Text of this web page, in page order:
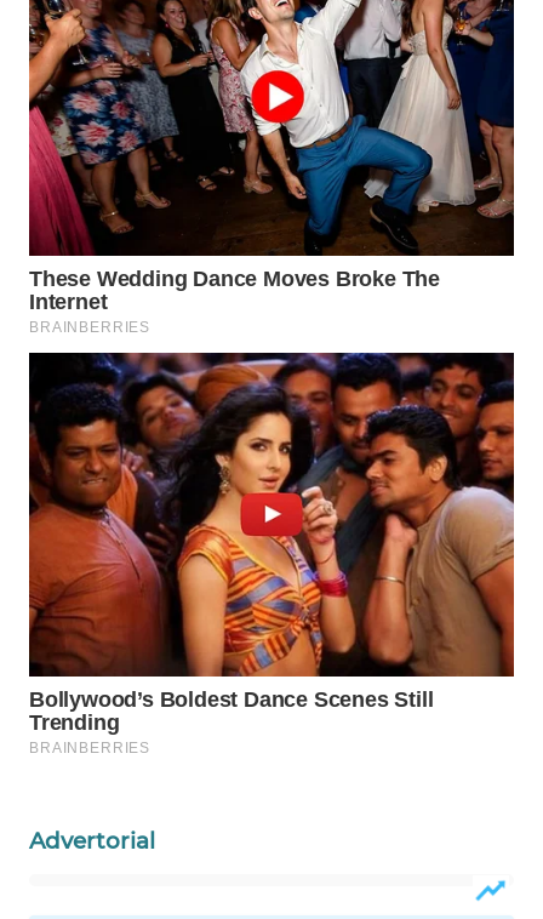
Advertorial
WAHANA
UMKM
WAHANA
SELEB
WAHANA
PERSONA
WAHANA
OTOMOTIF
WAHANA
HEALTH
WAHANA
DESA
WISATA
LAPAK
WAHANA
Wahana
Network
KONSUMEN
MASYARAKAT